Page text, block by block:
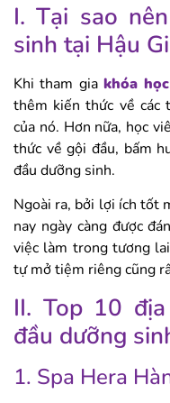
I. Tại sao
sinh tại Hậu
Khi tham giakhóa
thêm kiến thức về các
của nó. Hơn nữa, học
thức về gội đầu, bấm
đầu dưỡng sinh.
Ngoài ra, bởi lợi ích tốt
nay ngày càng được
việc làm trong tương
tự mở tiệm riêng cũng
II. Top 10
đầu dưỡng
1. Spa Hera